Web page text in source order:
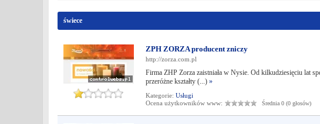
świece
ZPH ZORZA producent zniczy
http://zorza.com.pl
Firma ZHP Zorza zaistniała w Nysie. Od kilkudziesięciu lat
przeróżne kształty (...) »
Kategorie: Usługi
Ocena użytkowników www:
Średnia 0 (0 głosów)